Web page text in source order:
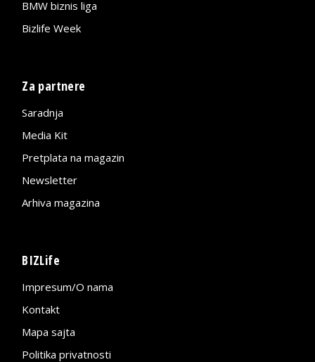
BMW biznis liga
Bizlife Week
Za partnere
Saradnja
Media Kit
Pretplata na magazin
Newsletter
Arhiva magazina
BIZLife
Impresum/O nama
Kontakt
Mapa sajta
Politika privatnosti